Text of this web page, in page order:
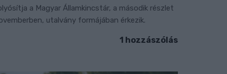
a Magyar Államkincstár, a második részlet
utalvány formájában érkezik.
1 hozzászólás